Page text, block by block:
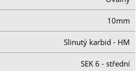
10mm
Slinutý karbid - HM
SEK 6 - střední